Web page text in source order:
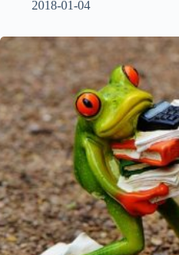
2018-01-04